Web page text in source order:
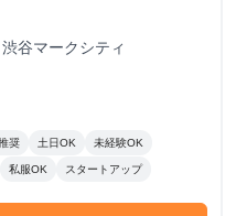
谷マークシティ
奨 土日OK 未経験OK
私服OK スタートアップ